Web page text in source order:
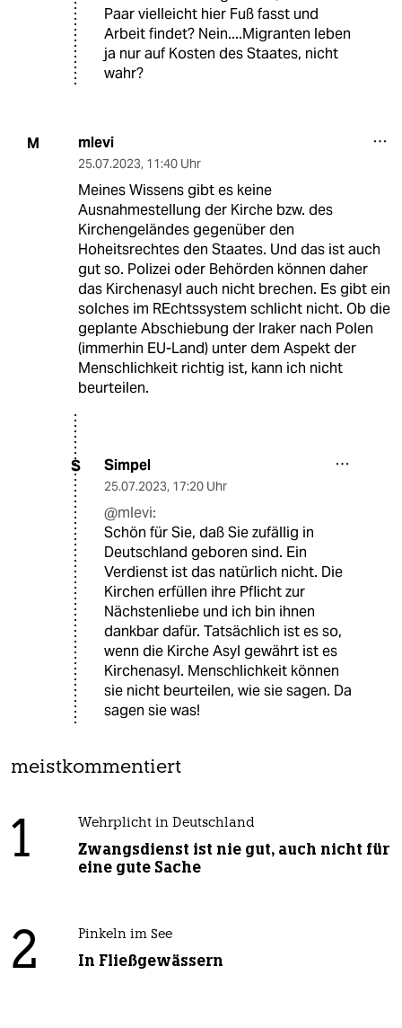
Paar vielleicht hier Fuß fasst und
Arbeit findet? Nein....Migranten leben
ja nur auf Kosten des Staates, nicht
wahr?
M mlevi
25.07.2023, 11:40 Uhr
Meines Wissens gibt es keine
Ausnahmestellung der Kirche bzw. des
Kirchengeländes gegenüber den
Hoheitsrechtes den Staates. Und das ist auch
gut so. Polizei oder Behörden können daher
das Kirchenasyl auch nicht brechen. Es gibt ein
solches im REchtssystem schlicht nicht. Ob die
geplante Abschiebung der Iraker nach Polen
(immerhin EU-Land) unter dem Aspekt der
Menschlichkeit richtig ist, kann ich nicht
beurteilen.
S Simpel
25.07.2023, 17:20 Uhr
@mlevi:
Schön für Sie, daß Sie zufällig in
Deutschland geboren sind. Ein
Verdienst ist das natürlich nicht. Die
Kirchen erfüllen ihre Pflicht zur
Nächstenliebe und ich bin ihnen
dankbar dafür. Tatsächlich ist es so,
wenn die Kirche Asyl gewährt ist es
Kirchenasyl. Menschlichkeit können
sie nicht beurteilen, wie sie sagen. Da
sagen sie was!
meistkommentiert
1 Wehrplicht in Deutschland
Zwangsdienst ist nie gut, auch nicht für
eine gute Sache
2 Pinkeln im See
In Fließgewässern